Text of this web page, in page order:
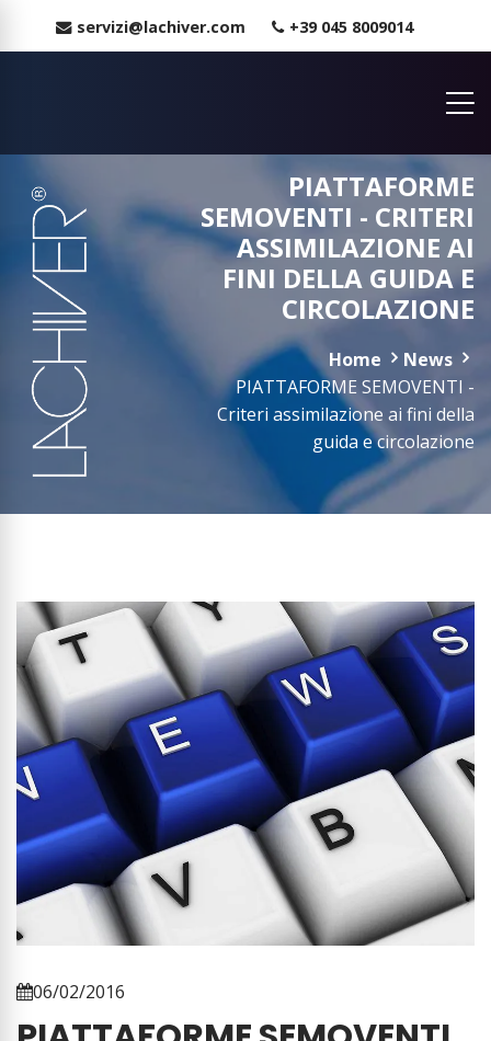
servizi@lachiver.com +39 045 8009014
PIATTAFORME
SEMOVENTI - CRITERI
ASSIMILAZIONE AI
FINI DELLA GUIDA E
CIRCOLAZIONE
Home
News
PIATTAFORME SEMOVENTI -
Criteri assimilazione ai fini della
guida e circolazione
06/02/2016